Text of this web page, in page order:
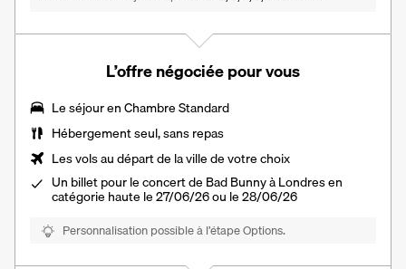
L’offre négociée pour vous
Le séjour en Chambre Standard
Hébergement seul, sans repas
Les vols au départ de la ville de votre choix
Un billet pour le concert de Bad Bunny à Londres en
catégorie haute le 27/06/26 ou le 28/06/26
Personnalisation possible à l’étape Options.